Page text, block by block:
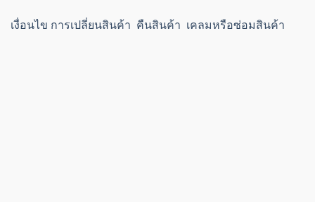
เงื่อนไข การเปลี่ยนสินค้า คืนสินค้า เคลมหรือซ่อมสินค้า